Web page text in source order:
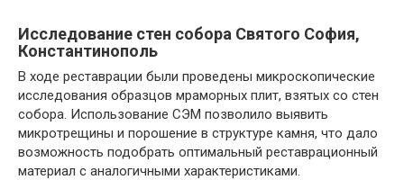
Исследование стен собора Святого София,
Константинополь
В ходе реставрации были проведены микроскопические
исследования образцов мраморных плит, взятых со стен
собора. Использование СЭМ позволило выявить
микротрещины и порошение в структуре камня, что дало
возможность подобрать оптимальный реставрационный
материал с аналогичными характеристиками.